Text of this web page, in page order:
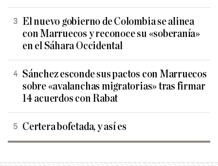
El nuevo gobierno de Colombia se alinea
con Marruecos y reconoce su «soberanía»
en el Sáhara Occidental
Sánchez esconde sus pactos con Marruecos
sobre «avalanchas migratorias» tras firmar
14 acuerdos con Rabat
Certera bofetada, y así es